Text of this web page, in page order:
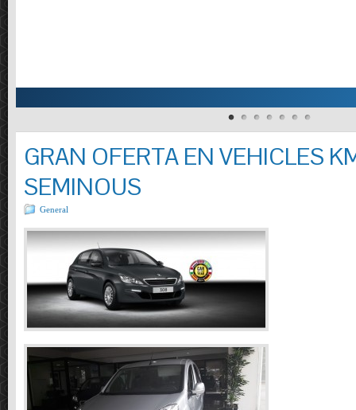
GRAN OFERTA EN VEHICLES
SEMINOUS
General